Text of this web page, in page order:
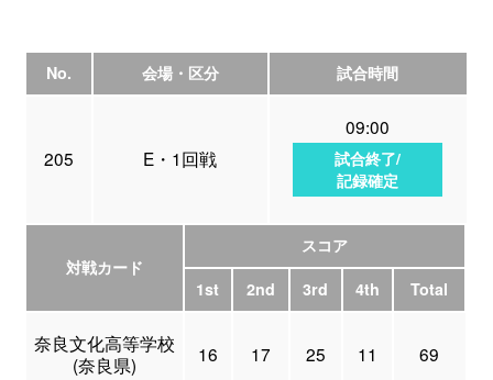
No. 会場・区分 試合時間
205 E・1回戦
09:00
試合終了/
記録確定
対戦カード
スコア
1st
2nd 3rd 4th Total
奈良文化高等学校
(奈良県)
16 17 25 11 69